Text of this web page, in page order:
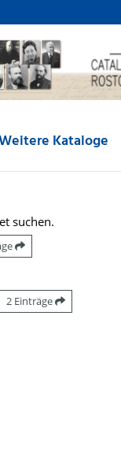
Kataloge
suchen.
2 Einträge